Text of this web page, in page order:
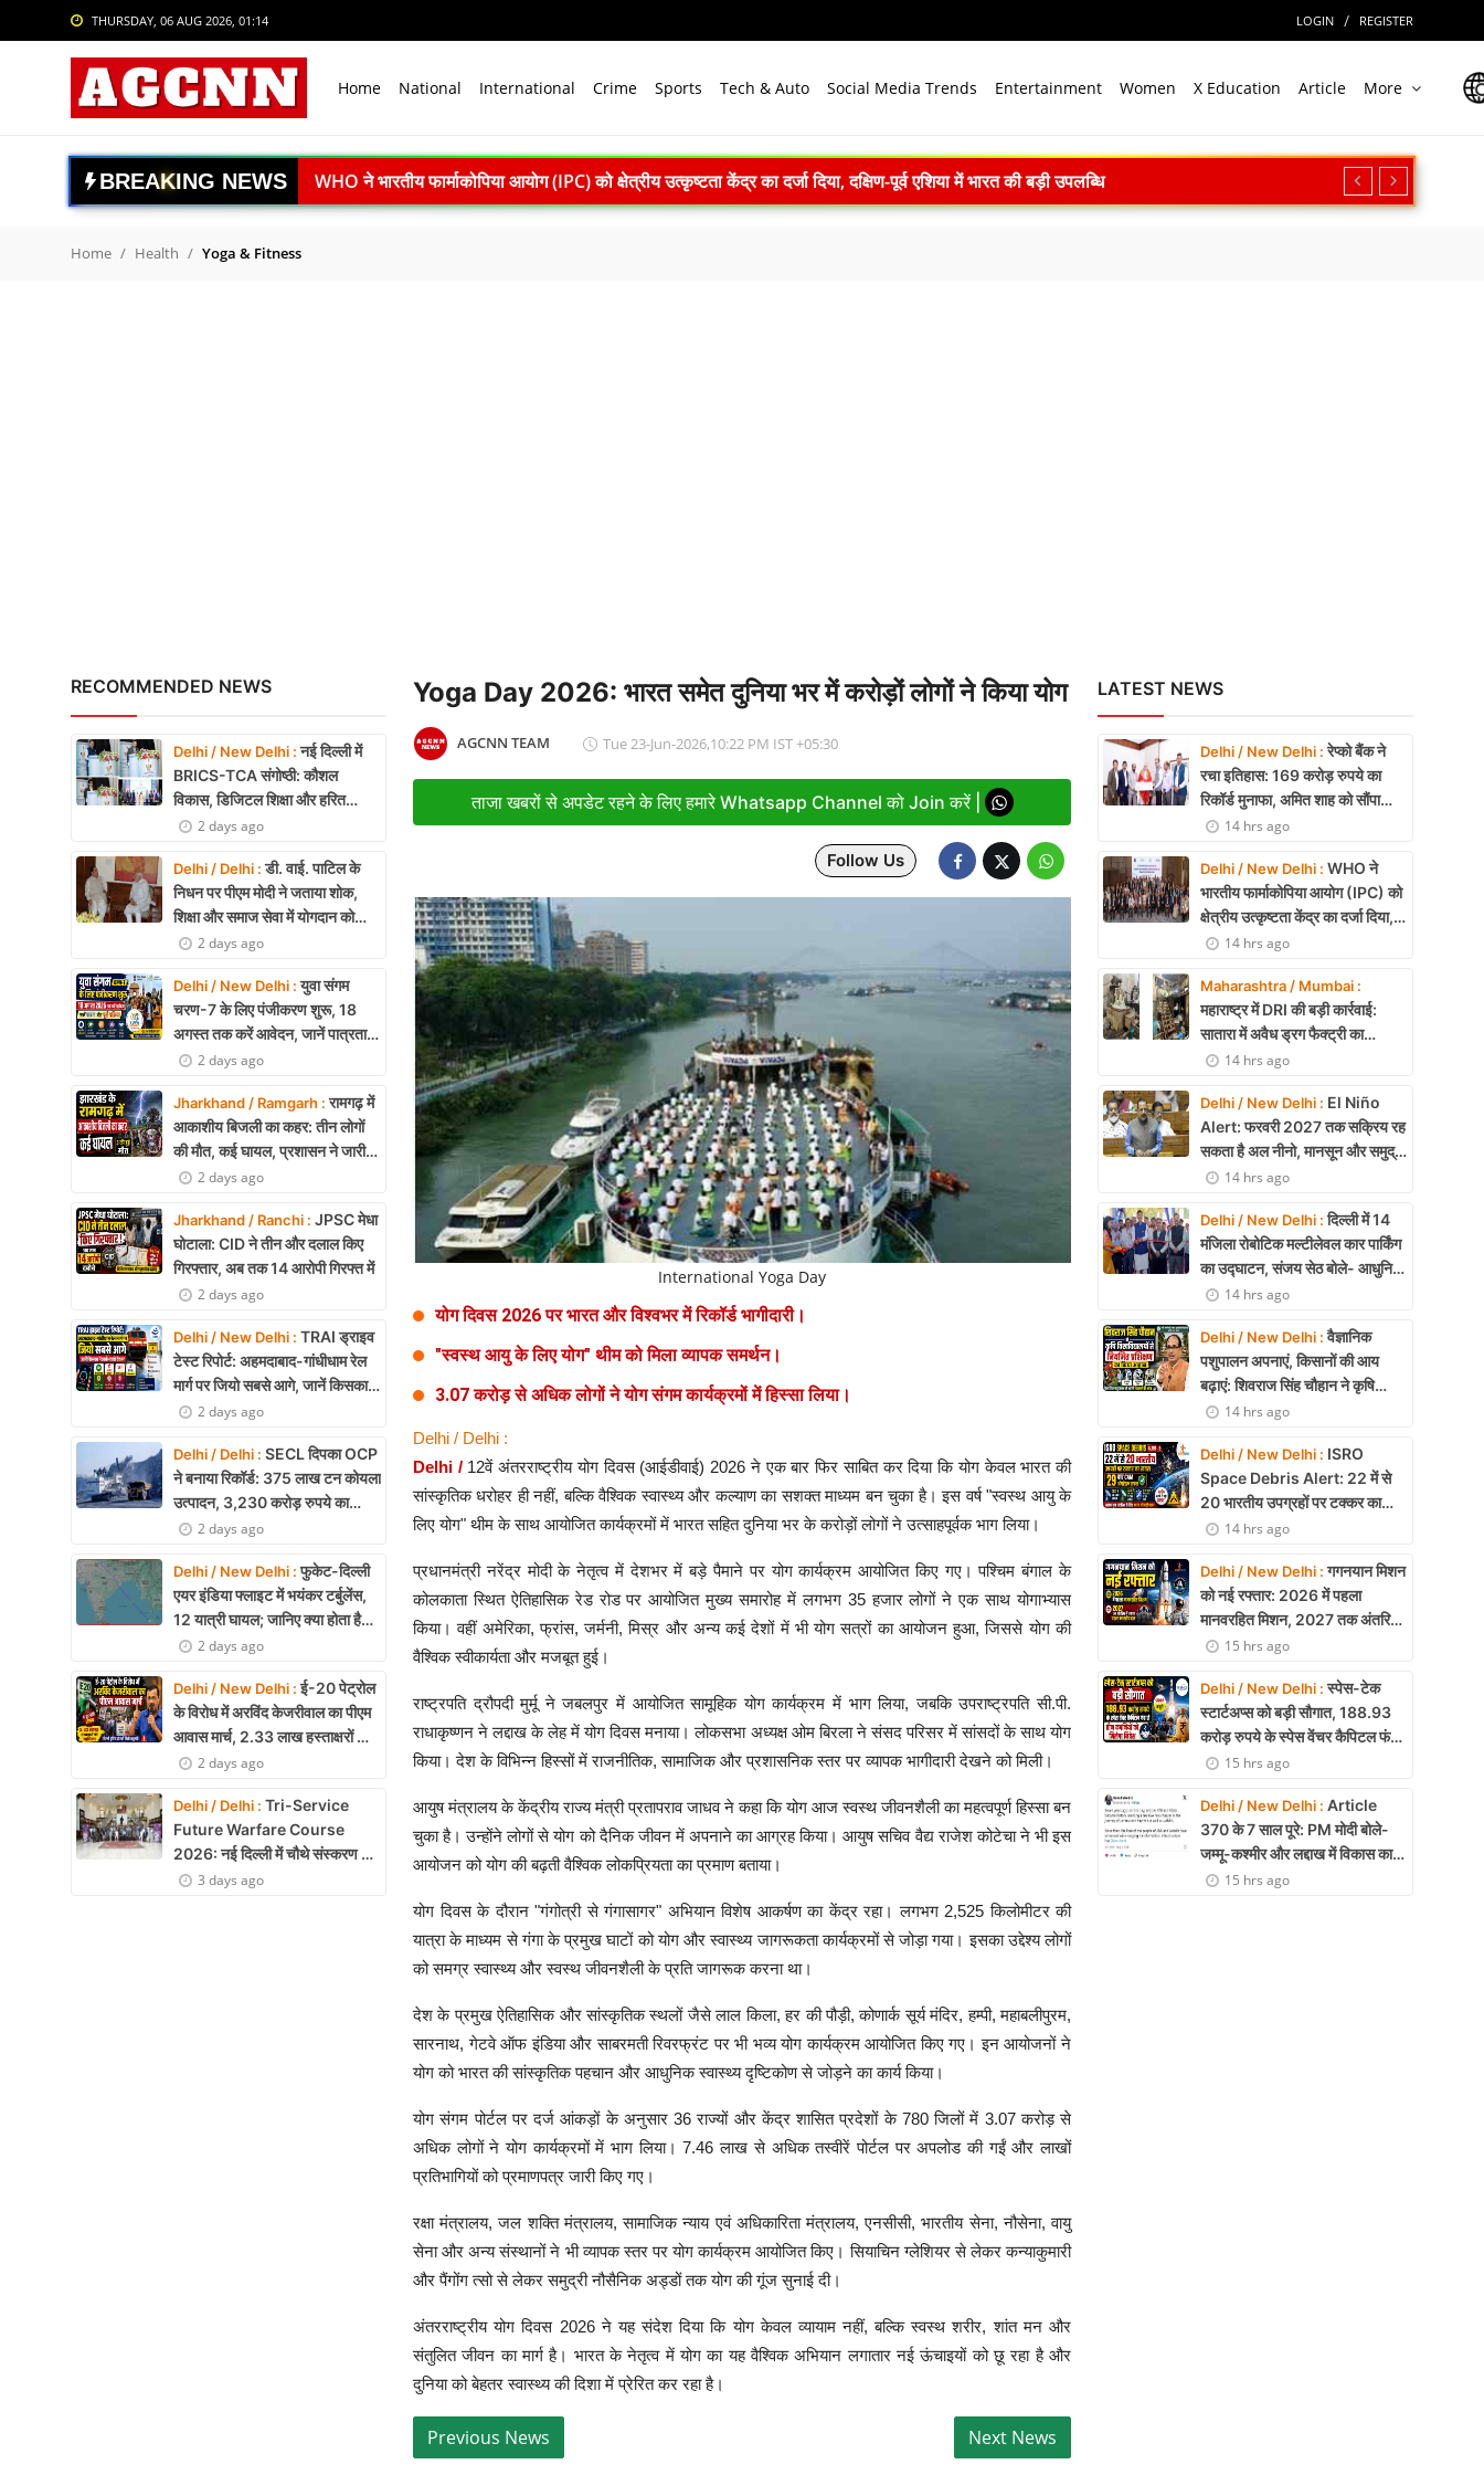
THURSDAY, 06 AUG 2026, 01:14 LOGIN / REGISTER
Home National International Crime Sports Tech & Auto Social Media Trends Entertainment Women X Education Article More
Login Register
National
International
Business
Relationship
Education
Defence & Security
Environment
Literature
History Speaks
Contact Us
BREAKING NEWS
WHO ने भारतीय फार्माकोपिया आयोग (IPC) को क्षेत्रीय उत्कृष्टता केंद्र का दर्जा दिया, दक्षिण-पूर्व एशिया में भारत की बड़ी उपलब्धि
महाराष्ट्र में DRI की बड़ी कार्रवाई: सातारा में अवैध ड्रग फैक्ट्री का भंडाफोड़, अल्प्राजोलम और डायजेपाम जब्त
Home Health Yoga & Fitness
RECOMMENDED NEWS
Delhi / New Delhi :नई दिल्ली में
BRICS-TCA संगोष्ठी: कौशल
विकास, डिजिटल शिक्षा और हरित
तकनीक पर बनी रणनीति
2 days ago
Delhi / Delhi :डी. वाई. पाटिल के
निधन पर पीएम मोदी ने जताया शोक,
शिक्षा और समाज सेवा में योगदान को
किया याद
2 days ago
Delhi / New Delhi :युवा संगम
चरण-7 के लिए पंजीकरण शुरू, 18
अगस्त तक करें आवेदन, जानें पात्रता
और पूरी प्रक्रिया
2 days ago
Jharkhand / Ramgarh :रामगढ़ में
आकाशीय बिजली का कहर: तीन लोगों
की मौत, कई घायल, प्रशासन ने जारी
की चेतावनी
2 days ago
Jharkhand / Ranchi : JPSC मेधा
घोटाला: CID ने तीन और दलाल किए
गिरफ्तार, अब तक 14 आरोपी गिरफ्त में
2 days ago
Delhi / New Delhi : TRAI ड्राइव
टेस्ट रिपोर्ट: अहमदाबाद-गांधीधाम रेल
मार्ग पर जियो सबसे आगे, जानें किसका
नेटवर्क सबसे बेहतर
2 days ago
Delhi / Delhi : SECL दिपका OCP
ने बनाया रिकॉर्ड: 375 लाख टन कोयला
उत्पादन, 3,230 करोड़ रुपये का
मुनाफा2 days ago
Delhi / New Delhi :फुकेट-दिल्ली
एयर इंडिया फ्लाइट में भयंकर टर्बुलेंस,
12 यात्री घायल; जानिए क्या होता है
एयर टर्बुलेंस
2 days ago
Delhi / New Delhi :ई-20 पेट्रोल
के विरोध में अरविंद केजरीवाल का पीएम
आवास मार्च, 2.33 लाख हस्ताक्षरों की
याचिका2 days ago
Delhi / Delhi : Tri-Service
Future Warfare Course
2026: नई दिल्ली में चौथे संस्करण का
शुभारंभ3 days ago
Yoga Day 2026: भारत समेत दुनिया भर में करोड़ों लोगों ने किया योग
AGCNN TEAM Tue 23-Jun-2026,10:22 PM IST +05:30
ताजा खबरों से अपडेट रहने के लिए हमारे Whatsapp Channel को Join करें |
Follow Us
International Yoga Day
योग दिवस 2026 पर भारत और विश्वभर में रिकॉर्ड भागीदारी।
"स्वस्थ आयु के लिए योग" थीम को मिला व्यापक समर्थन।
3.07 करोड़ से अधिक लोगों ने योग संगम कार्यक्रमों में हिस्सा लिया।
Delhi / Delhi :
Delhi / 12वें अंतरराष्ट्रीय योग दिवस (आईडीवाई) 2026 ने एक बार फिर साबित कर दिया कि योग केवल भारत की
सांस्कृतिक धरोहर ही नहीं, बल्कि वैश्विक स्वास्थ्य और कल्याण का सशक्त माध्यम बन चुका है। इस वर्ष "स्वस्थ आयु के
लिए योग" थीम के साथ आयोजित कार्यक्रमों में भारत सहित दुनिया भर के करोड़ों लोगों ने उत्साहपूर्वक भाग लिया।
प्रधानमंत्री नरेंद्र मोदी के नेतृत्व में देशभर में बड़े पैमाने पर योग कार्यक्रम आयोजित किए गए। पश्चिम बंगाल के
कोलकाता स्थित ऐतिहासिक रेड रोड पर आयोजित मुख्य समारोह में लगभग 35 हजार लोगों ने एक साथ योगाभ्यास
किया। वहीं अमेरिका, फ्रांस, जर्मनी, मिस्र और अन्य कई देशों में भी योग सत्रों का आयोजन हुआ, जिससे योग की
वैश्विक स्वीकार्यता और मजबूत हुई।
राष्ट्रपति द्रौपदी मुर्मू ने जबलपुर में आयोजित सामूहिक योग कार्यक्रम में भाग लिया, जबकि उपराष्ट्रपति सी.पी.
राधाकृष्णन ने लद्दाख के लेह में योग दिवस मनाया। लोकसभा अध्यक्ष ओम बिरला ने संसद परिसर में सांसदों के साथ योग
किया। देश के विभिन्न हिस्सों में राजनीतिक, सामाजिक और प्रशासनिक स्तर पर व्यापक भागीदारी देखने को मिली।
आयुष मंत्रालय के केंद्रीय राज्य मंत्री प्रतापराव जाधव ने कहा कि योग आज स्वस्थ जीवनशैली का महत्वपूर्ण हिस्सा बन
चुका है। उन्होंने लोगों से योग को दैनिक जीवन में अपनाने का आग्रह किया। आयुष सचिव वैद्य राजेश कोटेचा ने भी इस
आयोजन को योग की बढ़ती वैश्विक लोकप्रियता का प्रमाण बताया।
योग दिवस के दौरान "गंगोत्री से गंगासागर" अभियान विशेष आकर्षण का केंद्र रहा। लगभग 2,525 किलोमीटर की
यात्रा के माध्यम से गंगा के प्रमुख घाटों को योग और स्वास्थ्य जागरूकता कार्यक्रमों से जोड़ा गया। इसका उद्देश्य लोगों
को समग्र स्वास्थ्य और स्वस्थ जीवनशैली के प्रति जागरूक करना था।
देश के प्रमुख ऐतिहासिक और सांस्कृतिक स्थलों जैसे लाल किला, हर की पौड़ी, कोणार्क सूर्य मंदिर, हम्पी, महाबलीपुरम,
सारनाथ, गेटवे ऑफ इंडिया और साबरमती रिवरफ्रंट पर भी भव्य योग कार्यक्रम आयोजित किए गए। इन आयोजनों ने
योग को भारत की सांस्कृतिक पहचान और आधुनिक स्वास्थ्य दृष्टिकोण से जोड़ने का कार्य किया।
योग संगम पोर्टल पर दर्ज आंकड़ों के अनुसार 36 राज्यों और केंद्र शासित प्रदेशों के 780 जिलों में 3.07 करोड़ से
अधिक लोगों ने योग कार्यक्रमों में भाग लिया। 7.46 लाख से अधिक तस्वीरें पोर्टल पर अपलोड की गईं और लाखों
प्रतिभागियों को प्रमाणपत्र जारी किए गए।
रक्षा मंत्रालय, जल शक्ति मंत्रालय, सामाजिक न्याय एवं अधिकारिता मंत्रालय, एनसीसी, भारतीय सेना, नौसेना, वायु
सेना और अन्य संस्थानों ने भी व्यापक स्तर पर योग कार्यक्रम आयोजित किए। सियाचिन ग्लेशियर से लेकर कन्याकुमारी
और पैंगोंग त्सो से लेकर समुद्री नौसैनिक अड्डों तक योग की गूंज सुनाई दी।
अंतरराष्ट्रीय योग दिवस 2026 ने यह संदेश दिया कि योग केवल व्यायाम नहीं, बल्कि स्वस्थ शरीर, शांत मन और
संतुलित जीवन का मार्ग है। भारत के नेतृत्व में योग का यह वैश्विक अभियान लगातार नई ऊंचाइयों को छू रहा है और
दुनिया को बेहतर स्वास्थ्य की दिशा में प्रेरित कर रहा है।
LATEST NEWS
Delhi / New Delhi :रेप्को बैंक ने
रचा इतिहास: 169 करोड़ रुपये का
रिकॉर्ड मुनाफा, अमित शाह को सौंपा
22.90 करोड़ का लाभांश
14 hrs ago
Delhi / New Delhi : WHO ने
भारतीय फार्माकोपिया आयोग (IPC) को
क्षेत्रीय उत्कृष्टता केंद्र का दर्जा दिया,
दक्षिण-पूर्व एशिया में भारत की बड़ी
14 hrs ago
Maharashtra / Mumbai :
महाराष्ट्र में DRI की बड़ी कार्रवाई:
सातारा में अवैध ड्रग फैक्ट्री का
भंडाफोड़, अल्प्राजोलम और डायजेपाम
14 hrs ago
Delhi / New Delhi : El Niño
Alert: फरवरी 2027 तक सक्रिय रह
सकता है अल नीनो, मानसून और समुद्री
पारिस्थितिकी पर असर की आशंका
14 hrs ago
Delhi / New Delhi :दिल्ली में 14
मंजिला रोबोटिक मल्टीलेवल कार पार्किंग
का उद्घाटन, संजय सेठ बोले- आधुनिक
तकनीक से मिलेगी बड़ी राहत
14 hrs ago
Delhi / New Delhi :वैज्ञानिक
पशुपालन अपनाएं, किसानों की आय
बढ़ाएं: शिवराज सिंह चौहान ने कृषि
विश्वविद्यालयों से नियमित प्रशिक्षण का
14 hrs ago
Delhi / New Delhi : ISRO
Space Debris Alert: 22 में से
20 भारतीय उपग्रहों पर टक्कर का
खतरा, 29 बार CAM ऑपरेशन सफल
14 hrs ago
Delhi / New Delhi :गगनयान मिशन
को नई रफ्तार: 2026 में पहला
मानवरहित मिशन, 2027 तक अंतरिक्ष
में जाएगा पहला भारतीय दल
15 hrs ago
Delhi / New Delhi :स्पेस-टेक
स्टार्टअप्स को बड़ी सौगात, 188.93
करोड़ रुपये के स्पेस वेंचर कैपिटल फंड
से तीन कंपनियों को मिलेगा निवेश
15 hrs ago
Delhi / New Delhi : Article
370 के 7 साल पूरे: PM मोदी बोले-
जम्मू-कश्मीर और लद्दाख में विकास का
नया युग शुरू
15 hrs ago